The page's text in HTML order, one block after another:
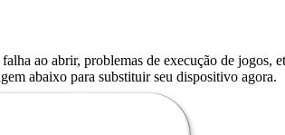
ao abrir, problemas de execução de
abaixo para substituir seu dispositivo agora.